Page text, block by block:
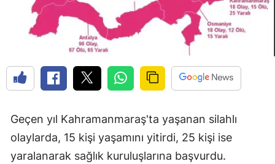
Geçen yıl Kahramanmaraş'ta yaşanan silahlı
olaylarda, 15 kişi yaşamını yitirdi, 25 kişi ise
yaralanarak sağlık kuruluşlarına başvurdu.